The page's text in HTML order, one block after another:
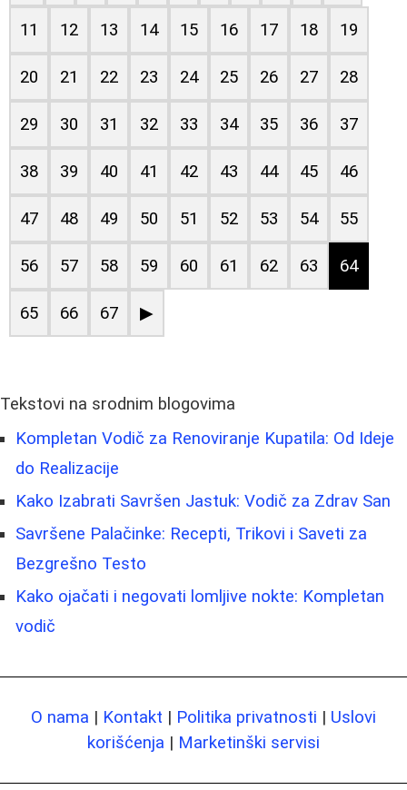
11 12 13 14 15 16 17 18 19
20 21 22 23 24 25 26 27 28
29 30 31 32 33 34 35 36 37
38 39 40 41 42 43 44 45 46
47 48 49 50 51 52 53 54 55
56 57 58 59 60 61 62 63 64
65 66 67 ▶
Tekstovi na srodnim blogovima
Kompletan Vodič za Renoviranje Kupatila: Od Ideje
do Realizacije
Kako Izabrati Savršen Jastuk: Vodič za Zdrav San
Savršene Palačinke: Recepti, Trikovi i Saveti za
Bezgrešno Testo
Kako ojačati i negovati lomljive nokte: Kompletan
vodič
O nama | Kontakt | Politika privatnosti | Uslovi
korišćenja | Marketinški servisi